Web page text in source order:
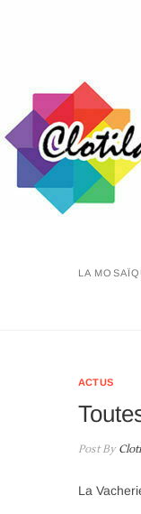
LA
ACTUS
Post By
La